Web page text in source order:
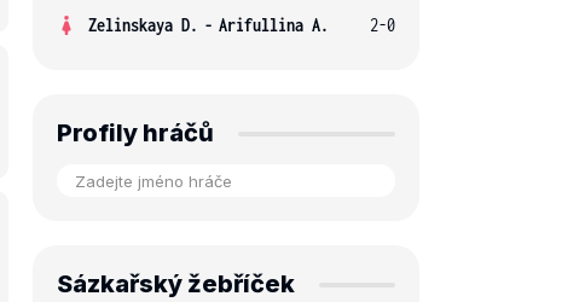
Zelinskaya D. - Arifullina A. 2-0
Profily hráčů
Sázkařský žebříček